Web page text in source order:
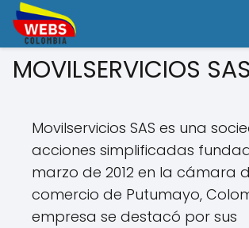
MOVILSERVICIOS SAS
Movilservicios SAS es una
acciones simplificadas
marzo de 2012 en la cámara
comercio de Putumayo,
empresa se destacó por sus